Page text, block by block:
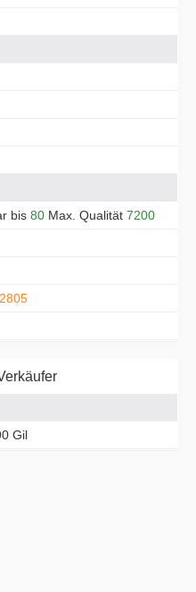
bis 80 Max. Qualität 7200
Gil